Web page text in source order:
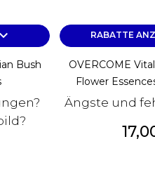
keyboard_arrow_down
Bush
RABATTE
OVERCOME
Flower
Ängste und